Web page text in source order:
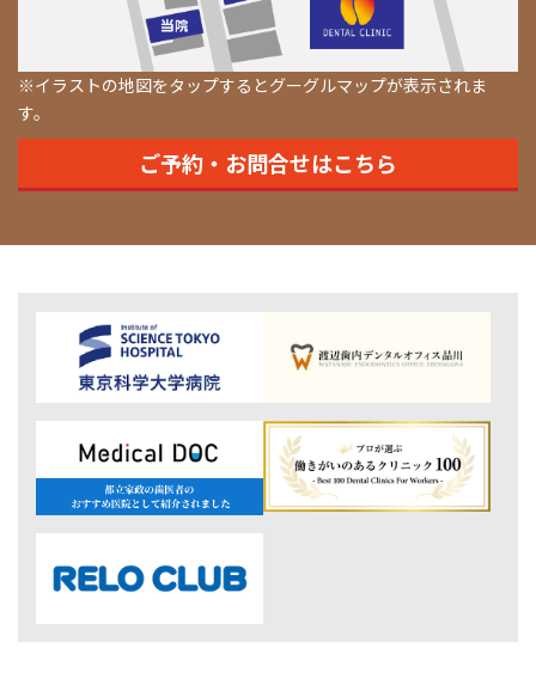
※イラストの地図をタップするとグーグルマップが表示されま
す。
ご予約・お問合せはこちら